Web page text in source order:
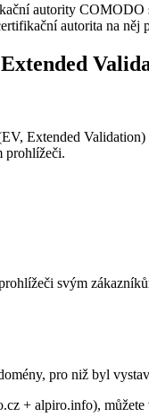
autority COMODO
autorita na něj
Extended
prohlížeči.
svým
pro niž byl
+ alpiro.info),